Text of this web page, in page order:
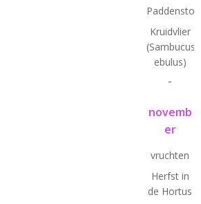
Kruidvlier
(Sambucus
ebulus)
-
novemb
er
vruchten
Herfst in
de Hortus